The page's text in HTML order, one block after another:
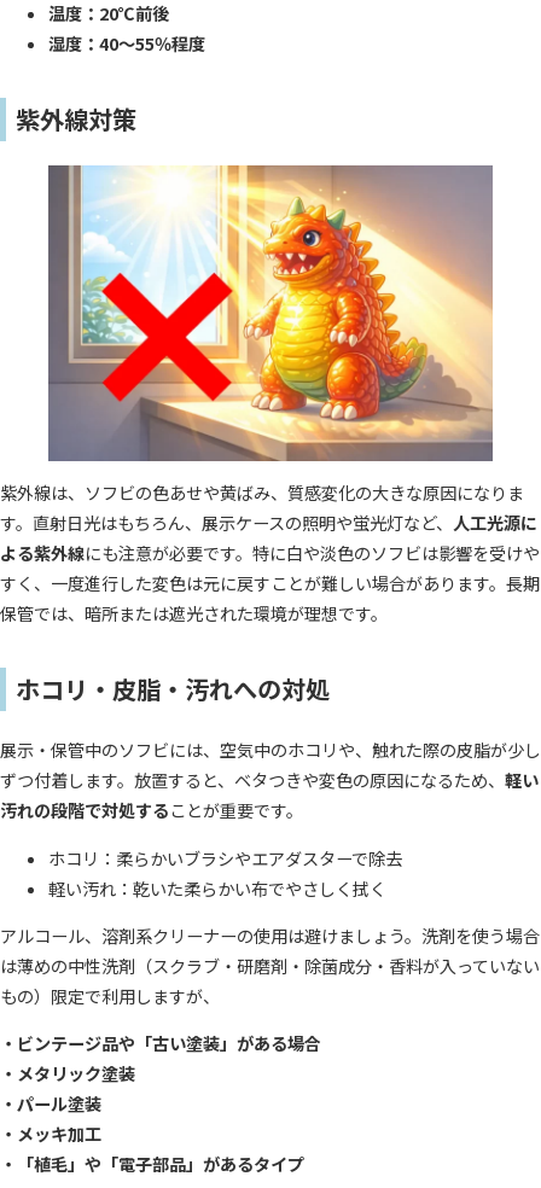
温度：20℃前後
湿度：40〜55％程度
紫外線対策
紫外線は、ソフビの色あせや黄ばみ、質感変化の大きな原因になりま
す。直射日光はもちろん、展示ケースの照明や蛍光灯など、 人工光源に
よる紫外線にも注意が必要です。特に白や淡色のソフビは影響を受けや
すく、一度進行した変色は元に戻すことが難しい場合があります。長期
保管では、暗所または遮光された環境が理想です。
ホコリ・皮脂・汚れへの対処
展示・保管中のソフビには、空気中のホコリや、触れた際の皮脂が少し
ずつ付着します。放置すると、ベタつきや変色の原因になるため、 軽い
汚れの段階で対処する ことが重要です。
ホコリ：柔らかいブラシやエアダスターで除去
軽い汚れ：乾いた柔らかい布でやさしく拭く
アルコール、溶剤系クリーナーの使用は避けましょう。洗剤を使う場合
は薄めの中性洗剤（スクラブ・研磨剤・除菌成分・香料が入っていない
もの）限定で利用しますが、
・ビンテージ品や「古い塗装」がある場合
・メタリック塗装
・パール塗装
・メッキ加工
・「植毛」や「電子部品」があるタイプ